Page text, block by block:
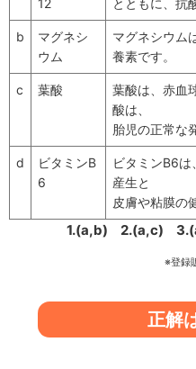
12
とともに、抗
b
マグネシ
ウム
マグネシウム
養素です。
c 葉酸
葉酸は、赤血
酸は、
胎児の正常な
d
ビタミンB
6
ビタミンB6
産生と
皮膚や粘膜の
1.(a,b) 2.(a,c)
※登録
正解